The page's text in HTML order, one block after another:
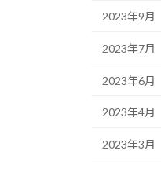
2023年9月
2023年7月
2023年6月
2023年4月
2023年3月